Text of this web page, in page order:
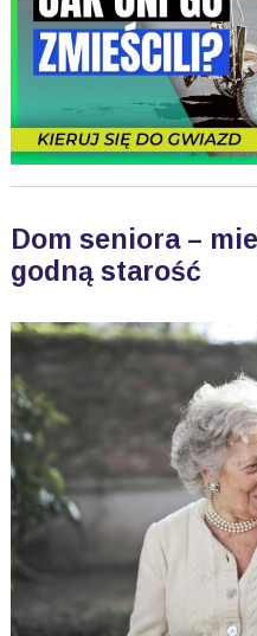
Dom seniora –
godną starość